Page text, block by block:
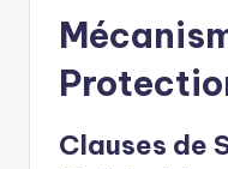
Clauses de